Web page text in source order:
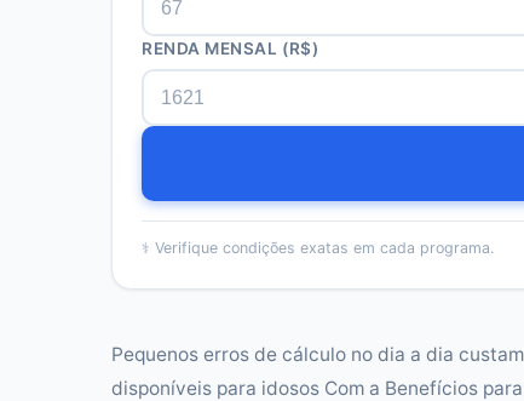
RENDA MENSAL (R$)
⚕️ Verifique condições exatas em cada programa.
Pequenos erros de cálculo no dia a dia
disponíveis para idosos Com a Benefícios